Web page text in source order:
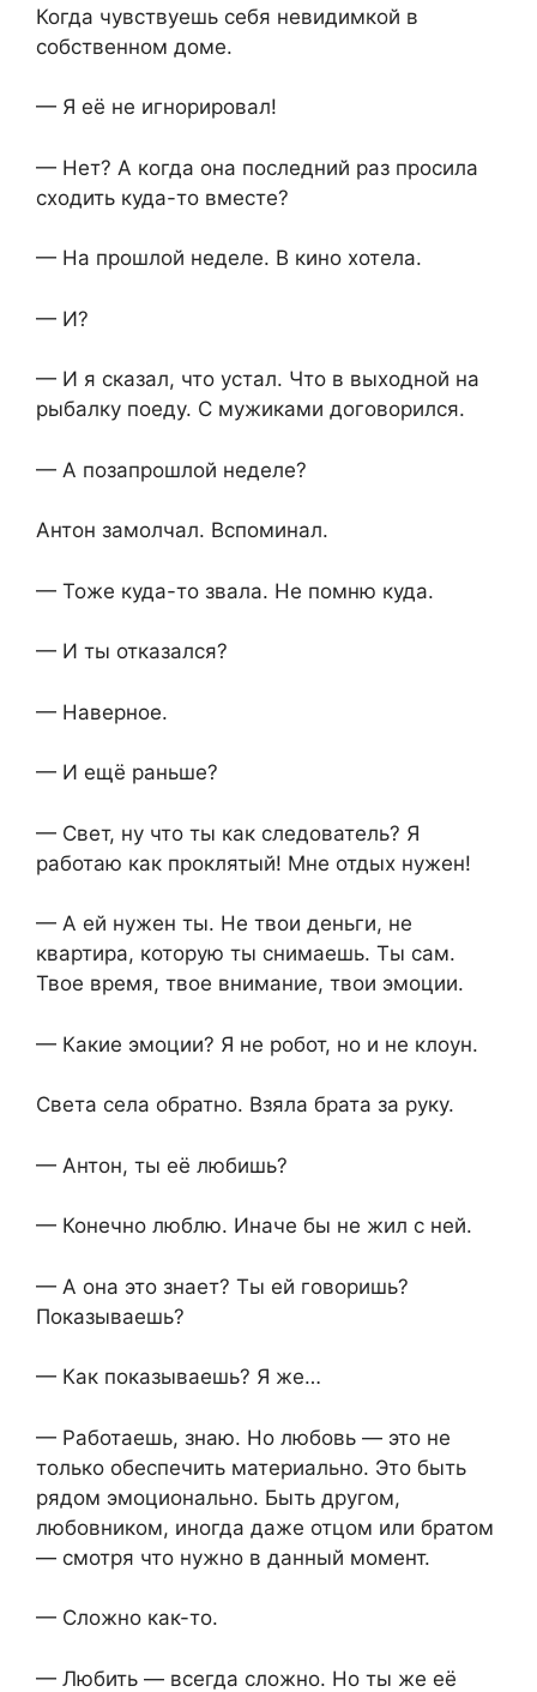
Когда чувствуешь себя невидимкой в
собственном доме.
— Я её не игнорировал!
— Нет? А когда она последний раз просила
сходить куда-то вместе?
— На прошлой неделе. В кино хотела.
— И?
— И я сказал, что устал. Что в выходной на
рыбалку поеду. С мужиками договорился.
— А позапрошлой неделе?
Антон замолчал. Вспоминал.
— Тоже куда-то звала. Не помню куда.
— И ты отказался?
— Наверное.
— И ещё раньше?
— Свет, ну что ты как следователь? Я
работаю как проклятый! Мне отдых нужен!
— А ей нужен ты. Не твои деньги, не
квартира, которую ты снимаешь. Ты сам.
Твое время, твое внимание, твои эмоции.
— Какие эмоции? Я не робот, но и не клоун.
Света села обратно. Взяла брата за руку.
— Антон, ты её любишь?
— Конечно люблю. Иначе бы не жил с ней.
— А она это знает? Ты ей говоришь?
Показываешь?
— Как показываешь? Я же…
— Работаешь, знаю. Но любовь — это не
только обеспечить материально. Это быть
рядом эмоционально. Быть другом,
любовником, иногда даже отцом или братом
— смотря что нужно в данный момент.
— Сложно как-то.
— Любить — всегда сложно. Но ты же её